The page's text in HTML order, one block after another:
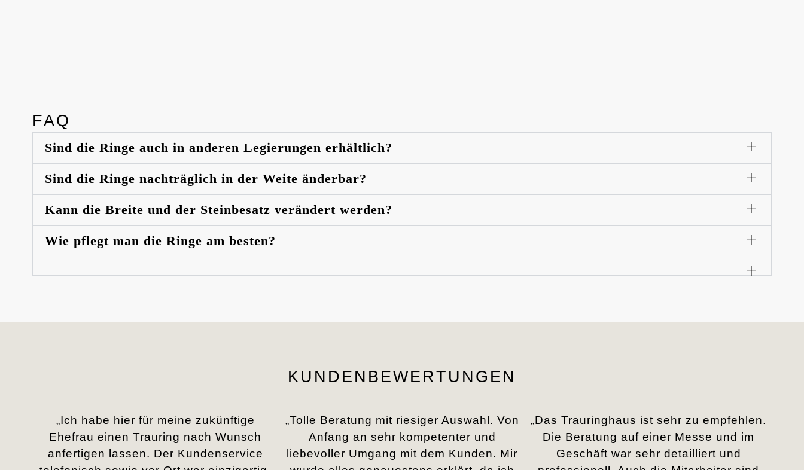
FAQ
Sind die Ringe auch in anderen Legierungen erhältlich?
Sind die Ringe nachträglich in der Weite änderbar?
Kann die Breite und der Steinbesatz verändert werden?
Wie pflegt man die Ringe am besten?
KUNDENBEWERTUNGEN
„Ich habe hier für meine zukünftige
Ehefrau einen Trauring nach Wunsch
anfertigen lassen. Der Kundenservice
„Tolle Beratung mit riesiger Auswahl. Von
Anfang an sehr kompetenter und
liebevoller Umgang mit dem Kunden. Mir
„Das Trauringhaus ist sehr zu empfehlen.
Die Beratung auf einer Messe und im
Geschäft war sehr detailliert und